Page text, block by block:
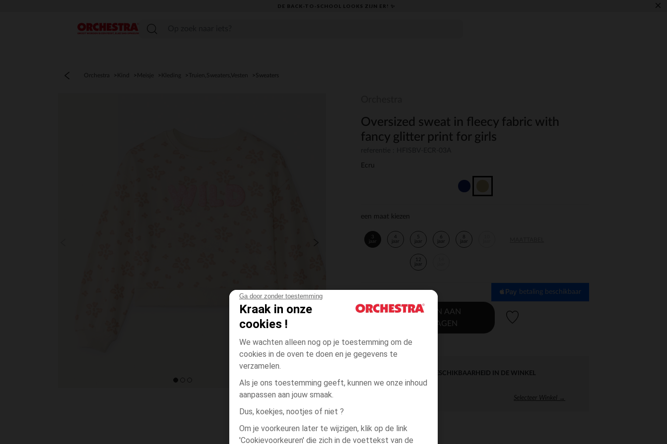
Ga door zonder toestemming
Kraak in onze
cookies !
We wachten alleen nog op je toestemming om de
cookies in de oven te doen en je gegevens te
verzamelen.
Als je ons toestemming geeft, kunnen we onze inhoud
aanpassen aan jouw smaak.
Dus, koekjes, nootjes of niet ?
Om je voorkeuren later te wijzigen, klik op de link
'Cookievoorkeuren' die zich in de voettekst van de
DE BACK-TO-SCHOOL LOOKS ZIJN ER! ✨ ×
menu
Orchestra Kind Meisje Kleding Truien,Sweaters,Vesten Sweaters
Oversized sweat in fleecy fabric with
fancy glitter print for girls
Ecru
een maat kiezen
3
jaar
4
jaar
5
jaar
6
jaar
8
jaar
12
jaar
betaling beschikbaar
TOEVOEGEN AAN
WINKELWAGEN
DIRECTE BESCHIKBAARHEID IN DE WINKEL
Selecteer Winkel →